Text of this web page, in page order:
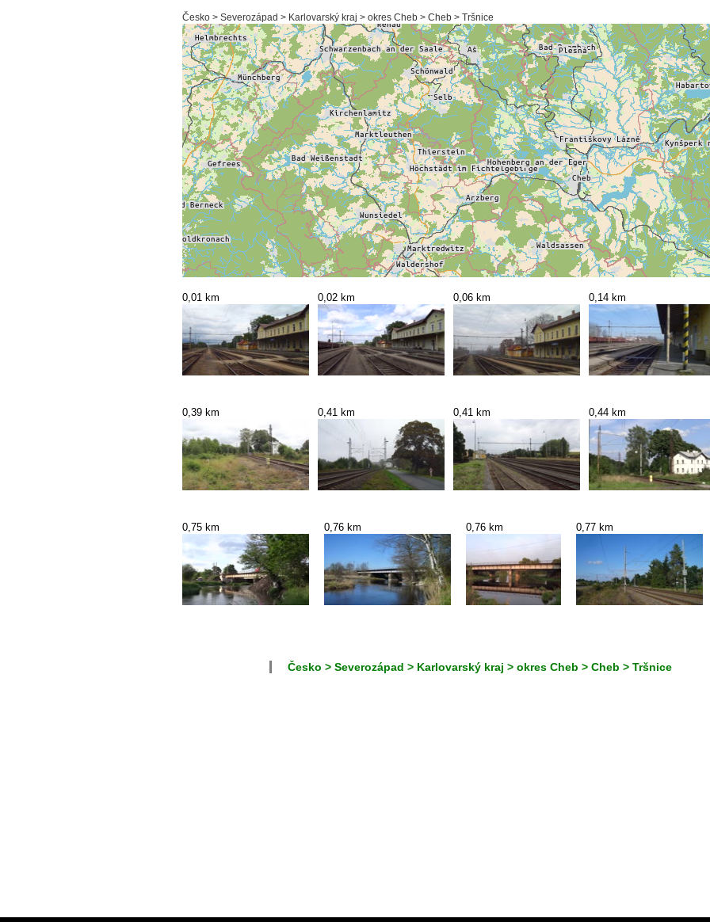
Česko > Severozápad > Karlovarský kraj > okres Cheb > Cheb > Tršnice
0,01 km 0,02 km 0,06 km 0,14 km
0,39 km 0,41 km 0,41 km 0,44 km
0,75 km 0,76 km 0,76 km 0,77 km
Česko > Severozápad > Karlovarský kraj > okres Cheb > Cheb > Tršnice